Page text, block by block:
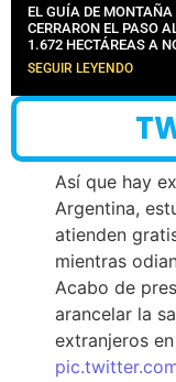
EL GUÍA DE
CERRARON EL PASO
1.672 HECTÁREAS A
SEGUIR LEYENDO
Así que hay
Argentina,
atienden
mientras
Acabo de
arancelar la
extranjeros